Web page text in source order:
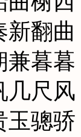
新翻
兼暮
几尺
玉骢